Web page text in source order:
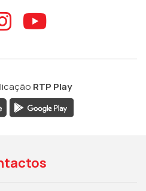
ao
Aceder ao
Aceder
RTP Play